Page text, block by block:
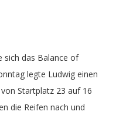
sich das Balance of
legte Ludwig einen
Startplatz 23 auf 16
die Reifen nach und